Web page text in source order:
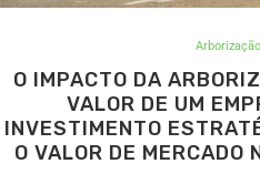
O IMPACTO DA
VALOR DE UM
INVESTIMENTO
O VALOR DE